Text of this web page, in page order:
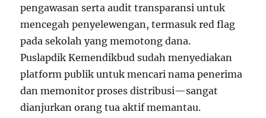
pengawasan serta audit transparansi untuk
mencegah penyelewengan, termasuk red flag
pada sekolah yang memotong dana.
Puslapdik Kemendikbud sudah menyediakan
platform publik untuk mencari nama penerima
dan memonitor proses distribusi—sangat
dianjurkan orang tua aktif memantau.